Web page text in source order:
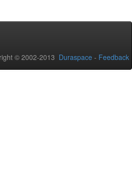
© 2002-2013 Duraspace - Feedback